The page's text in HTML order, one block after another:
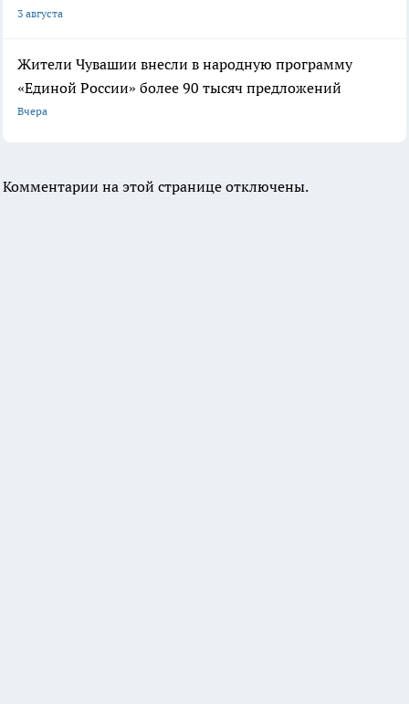
3 августа
Жители Чувашии внесли в народную программу
«Единой России» более 90 тысяч предложений
Вчера
Комментарии на этой странице отключены.